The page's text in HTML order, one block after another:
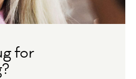
for